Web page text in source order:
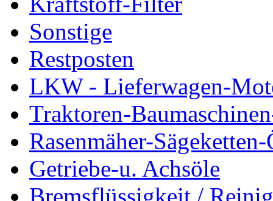
Sonstige
Restposten
LKW - Lieferwagen-
Traktoren-
Rasenmäher-
Getriebe-u. Achsöle
Bremsflüssigkeit /